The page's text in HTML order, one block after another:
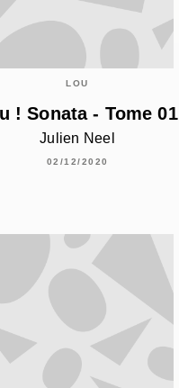
LOU
! Sonata - Tome 01
Julien Neel
02/12/2020